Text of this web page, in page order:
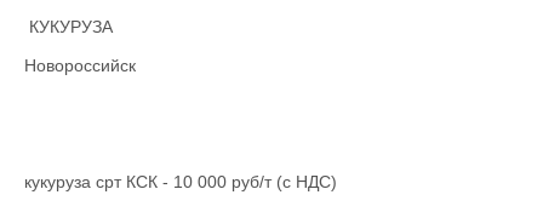
КУКУРУЗА
Новороссийск
кукуруза срт КСК - 10 000 руб/т (с НДС)